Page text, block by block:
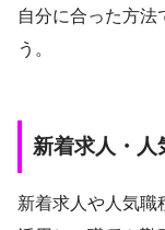
自分に合った方法
う。
新着求人・人
新着求人や人気職